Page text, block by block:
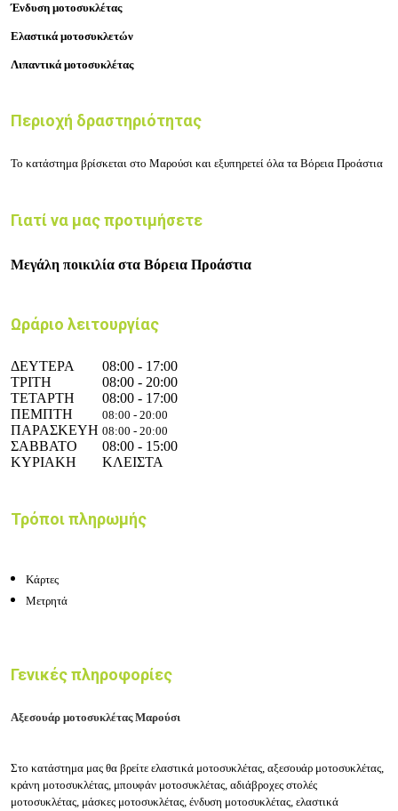
Ένδυση μοτοσυκλέτας
Ελαστικά μοτοσυκλετών
Λιπαντικά μοτοσυκλέτας
Περιοχή δραστηριότητας
Το κατάστημα βρίσκεται στο Μαρούσι και εξυπηρετεί όλα τα Βόρεια Προάστια
Γιατί να μας προτιμήσετε
Μεγάλη ποικιλία στα Βόρεια Προάστια
Ωράριο λειτουργίας
ΔΕΥΤΕΡΑ
08:00 - 17:00
ΤΡΙΤΗ
08:00 - 20:00
ΤΕΤΑΡΤΗ
08:00 - 17:00
ΠΕΜΠΤΗ
08:00 - 20:00
ΠΑΡΑΣΚΕΥΗ 08:00 - 20:00
ΣΑΒΒΑΤΟ
08:00 - 15:00
ΚΥΡΙΑΚΗ
ΚΛΕΙΣΤΑ
Τρόποι πληρωμής
Κάρτες
Μετρητά
Γενικές πληροφορίες
Αξεσουάρ μοτοσυκλέτας Μαρούσι
Στο κατάστημα μας θα βρείτε ελαστικά μοτοσυκλέτας, αξεσουάρ μοτοσυκλέτας,
κράνη μοτοσυκλέτας, μπουφάν μοτοσυκλέτας, αδιάβροχες στολές
μοτοσυκλέτας, μάσκες μοτοσυκλέτας, ένδυση μοτοσυκλέτας, ελαστικά